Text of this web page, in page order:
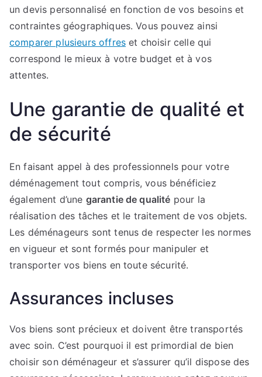
un devis personnalisé en fonction de vos besoins et
contraintes géographiques. Vous pouvez ainsi
comparer plusieurs offres et choisir celle qui
correspond le mieux à votre budget et à vos
attentes.
Une garantie de qualité et
de sécurité
En faisant appel à des professionnels pour votre
déménagement tout compris, vous bénéficiez
également d’une garantie de qualité pour la
réalisation des tâches et le traitement de vos objets.
Les déménageurs sont tenus de respecter les normes
en vigueur et sont formés pour manipuler et
transporter vos biens en toute sécurité.
Assurances incluses
Vos biens sont précieux et doivent être transportés
avec soin. C’est pourquoi il est primordial de bien
choisir son déménageur et s’assurer qu’il dispose des